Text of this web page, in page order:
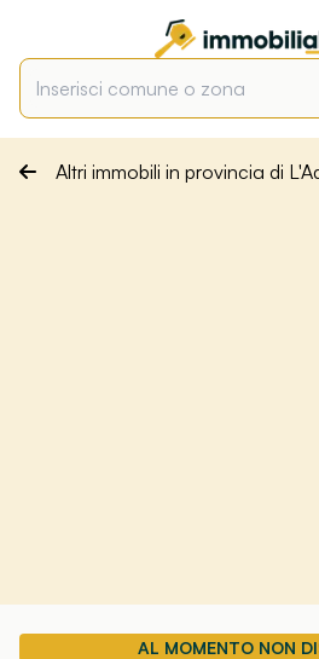
Altri immobili in provincia di
AL MOMENTO NON